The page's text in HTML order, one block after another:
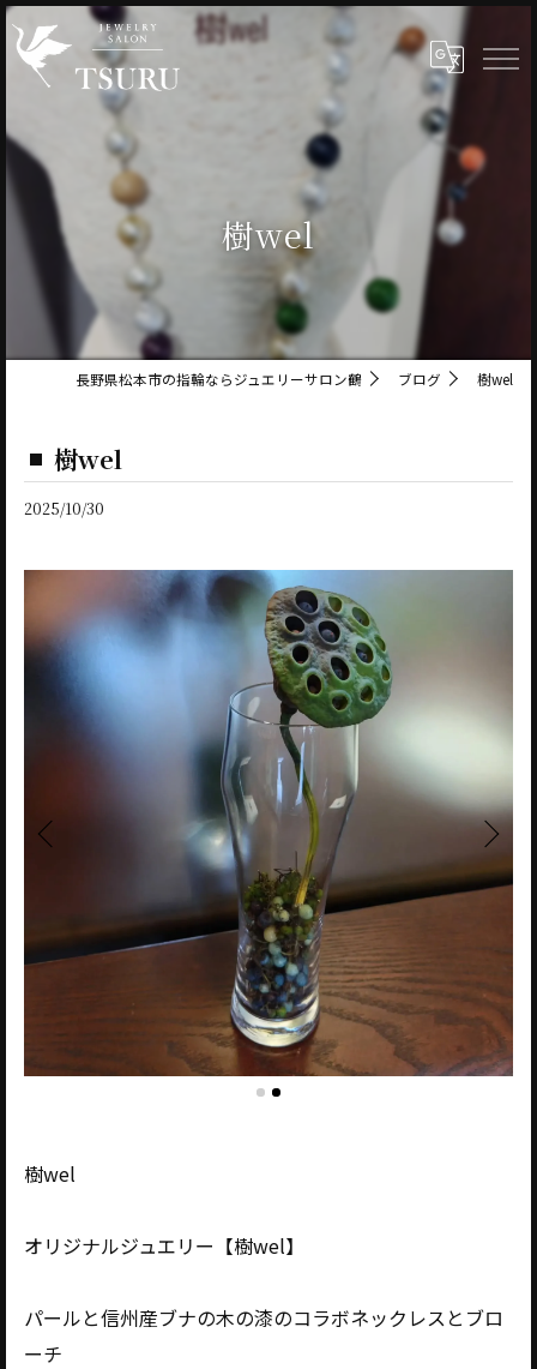
樹wel
長野県松本市の指輪ならジュエリーサロン鶴 ブログ 樹wel
樹wel
2025/10/30
樹wel
オリジナルジュエリー【樹wel】
パールと信州産ブナの木の漆のコラボネックレスとブロ
ーチ